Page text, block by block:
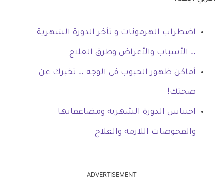
اضطراب الهرمونات و تأخر الدورة الشهرية
.. الأسباب والأعراض وطرق العلاج
أماكن ظهور الحبوب في الوجه .. تخبرك عن
صحتك!
احتباس الدورة الشهرية ومضاعفاتها
والفحوصات اللازمة والعلاج
ADVERTISEMENT